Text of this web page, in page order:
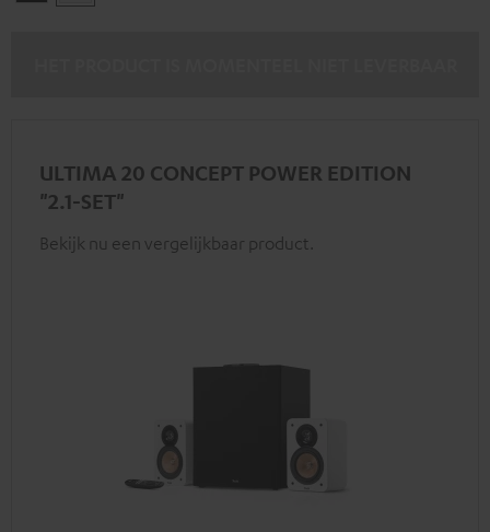
ULTIMA 20 CONCEPT POWER EDITION
"2.1-SET"
Bekijk nu een vergelijkbaar product.